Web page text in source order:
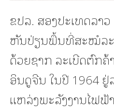
ຂປລ. ສອງປະເທດລາ
ຫັນປ່ຽນພື້ນທີ່ສະໝໍລະ
ດ້ວຍຊາກ ລະເບີດຕົກຄ້
ອິນດູຈີນ ໃນປີ 1964 ຢູ່
ແຫລ່ງພະລັງງານໄຟຟ້